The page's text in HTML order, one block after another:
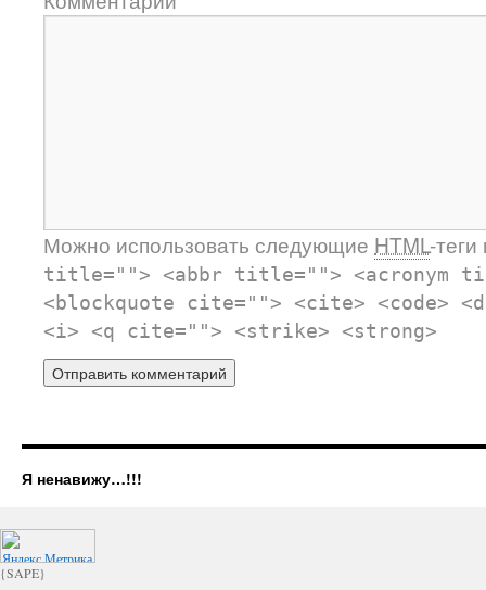
Можно использовать следующие HTML-
title=""> <abbr title=""> <acronym
<blockquote cite=""> <cite> <code>
<i> <q cite=""> <strike> <strong>
Я ненавижу…!!!
{SAPE}